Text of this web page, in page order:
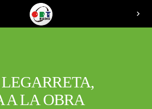
chevron_right
A LA OBRA